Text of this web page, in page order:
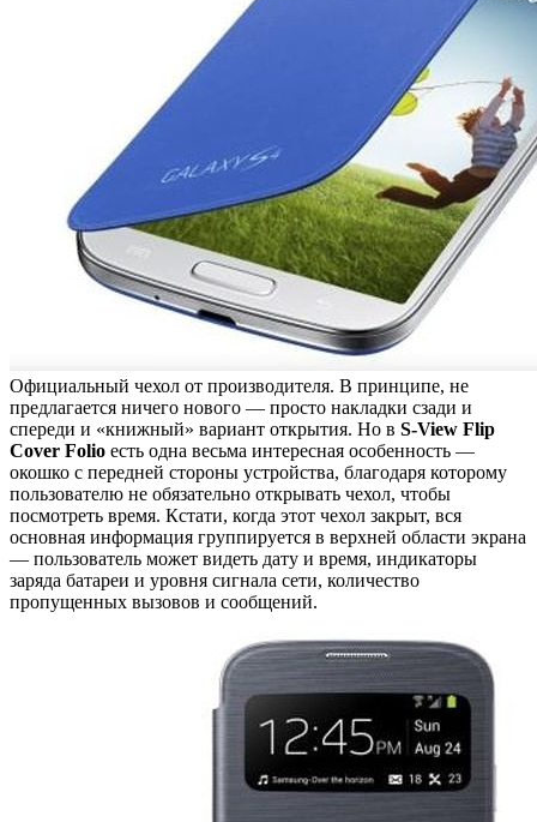
Официальный чехол от производителя. В принципе, не
предлагается ничего нового — просто накладки сзади и
спереди и «книжный» вариант открытия. Но в S-View Flip
Cover Folio есть одна весьма интересная особенность —
окошко с передней стороны устройства, благодаря которому
пользователю не обязательно открывать чехол, чтобы
посмотреть время. Кстати, когда этот чехол закрыт, вся
основная информация группируется в верхней области экрана
— пользователь может видеть дату и время, индикаторы
заряда батареи и уровня сигнала сети, количество
пропущенных вызовов и сообщений.